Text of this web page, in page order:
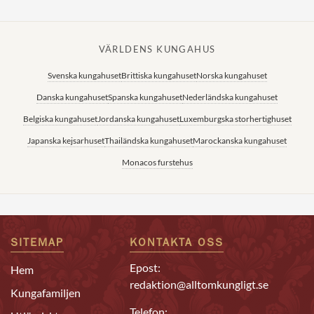
VÄRLDENS KUNGAHUS
Svenska kungahusetBrittiska kungahusetNorska kungahuset
Danska kungahusetSpanska kungahusetNederländska kungahuset
Belgiska kungahusetJordanska kungahusetLuxemburgska storhertighuset
Japanska kejsarhusetThailändska kungahusetMarockanska kungahuset
Monacos furstehus
SITEMAP
Hem
Kungafamiljen
KONTAKTA OSS
Epost:
redaktion@alltomkungligt.se